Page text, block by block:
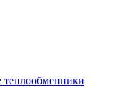
теплообменники